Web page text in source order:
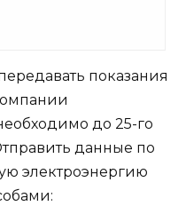
показания
до 25-го
данные по
электроэнергию